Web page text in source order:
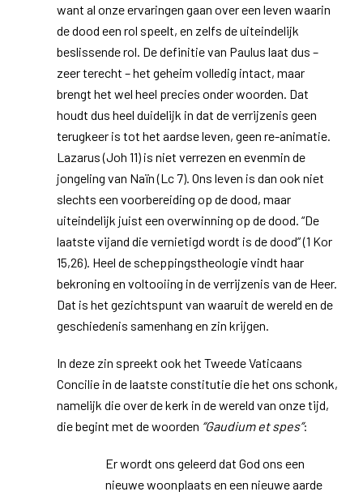
want al onze ervaringen gaan over een leven waarin
de dood een rol speelt, en zelfs de uiteindelijk
beslissende rol. De definitie van Paulus laat dus –
zeer terecht – het geheim volledig intact, maar
brengt het wel heel precies onder woorden. Dat
houdt dus heel duidelijk in dat de verrijzenis geen
terugkeer is tot het aardse leven, geen re-animatie.
Lazarus (Joh 11) is niet verrezen en evenmin de
jongeling van Naïn (Lc 7). Ons leven is dan ook niet
slechts een voorbereiding op de dood, maar
uiteindelijk juist een overwinning op de dood. “De
laatste vijand die vernietigd wordt is de dood” (1 Kor
15,26). Heel de scheppingstheologie vindt haar
bekroning en voltooiing in de verrijzenis van de Heer.
Dat is het gezichtspunt van waaruit de wereld en de
geschiedenis samenhang en zin krijgen.
In deze zin spreekt ook het Tweede Vaticaans
Concilie in de laatste constitutie die het ons schonk,
namelijk die over de kerk in de wereld van onze tijd,
die begint met de woorden “Gaudium et spes”:
Er wordt ons geleerd dat God ons een
nieuwe woonplaats en een nieuwe aarde